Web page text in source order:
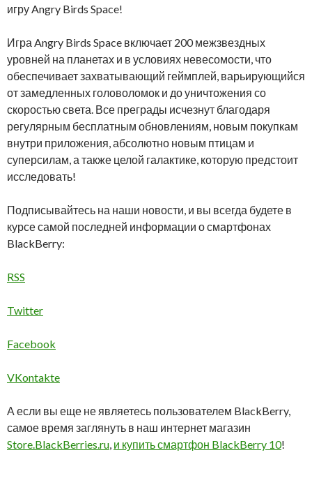
игру Angry Birds Space!
Игра Angry Birds Space включает 200 межзвездных
уровней на планетах и в условиях невесомости, что
обеспечивает захватывающий геймплей, варьирующийся
от замедленных головоломок и до уничтожения со
скоростью света. Все преграды исчезнут благодаря
регулярным бесплатным обновлениям, новым покупкам
внутри приложения, абсолютно новым птицам и
суперсилам, а также целой галактике, которую предстоит
исследовать!
Подписывайтесь на наши новости, и вы всегда будете в
курсе самой последней информации о смартфонах
BlackBerry:
RSS
Twitter
Facebook
VKontakte
А если вы еще не являетесь пользователем BlackBerry,
самое время заглянуть в наш интернет магазин
Store.BlackBerries.ru, и купить смартфон BlackBerry 10!